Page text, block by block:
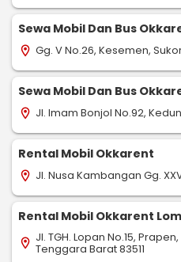
Sewa Mobil Dan Bus
location_on Gg. V No.26, Kesemen,
Sewa Mobil Dan Bus
location_on Jl. Imam Bonjol No.92,
Rental Mobil Okkarent
location_on Jl. Nusa Kambangan Gg.
Rental Mobil Okkarent
location_on Jl. TGH. Lopan No.15,
Tenggara Barat 83511